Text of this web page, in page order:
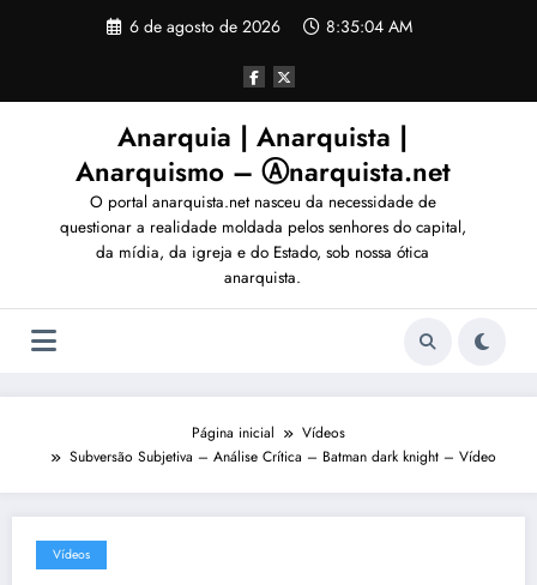
6 de agosto de 2026 8:35:05 AM
Anarquia | Anarquista |
Anarquismo – Ⓐnarquista.net
O portal anarquista.net nasceu da necessidade de
questionar a realidade moldada pelos senhores do capital,
da mídia, da igreja e do Estado, sob nossa ótica
anarquista.
Página inicial
Vídeos
Subversão Subjetiva – Análise Crítica – Batman dark knight – Vídeo
Vídeos